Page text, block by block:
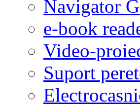
Navigator
e-book
Video-
Suport